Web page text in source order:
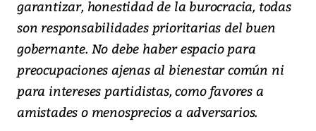
garantizar, honestidad de la burocracia, todas
son responsabilidades prioritarias del buen
gobernante. No debe haber espacio para
preocupaciones ajenas al bienestar común ni
para intereses partidistas, como favores a
amistades o menosprecios a adversarios.